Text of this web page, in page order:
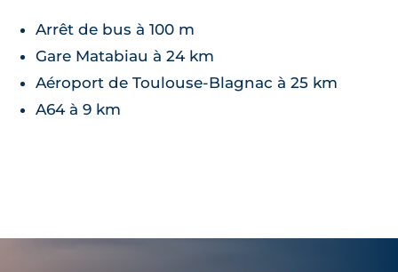
Arrêt de bus à 100 m
Gare Matabiau à 24 km
Aéroport de Toulouse-Blagnac à 25 km
A64 à 9 km